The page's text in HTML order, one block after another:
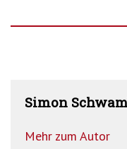
Simon
Mehr zum Autor